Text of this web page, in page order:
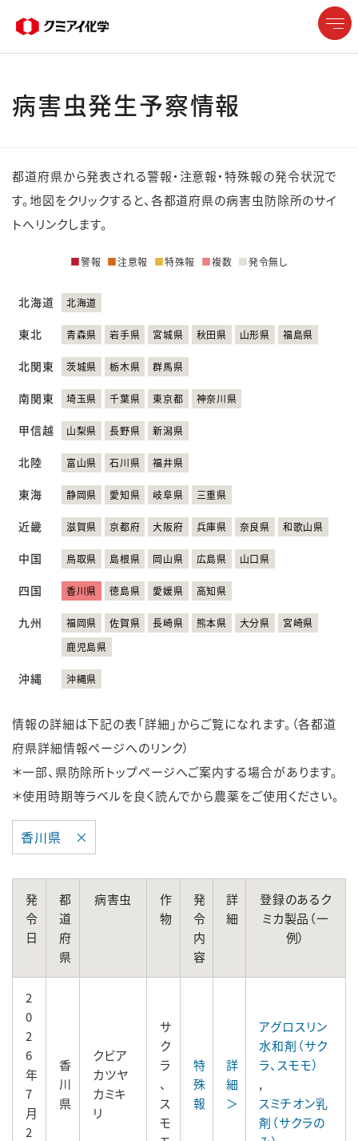
企業情報
研究開発
株主・投資家情報
採用情報
病害虫発生予察情報
都道府県から発表される警報・注意報・特殊報の発令状況で
す。地図をクリックすると、各都道府県の病害虫防除所のサイ
トへリンクします。
■警報 ■注意報 ■特殊報 ■複数 ■発令無し
北海道 北海道
東北 青森県 岩手県 宮城県 秋田県 山形県 福島県
北関東 茨城県 栃木県 群馬県
南関東 埼玉県 千葉県 東京都 神奈川県
甲信越 山梨県 長野県 新潟県
北陸 富山県 石川県 福井県
東海 静岡県 愛知県 岐阜県 三重県
近畿 滋賀県 京都府 大阪府 兵庫県 奈良県 和歌山県
中国 鳥取県 島根県 岡山県 広島県 山口県
四国 香川県 徳島県 愛媛県 高知県
九州 福岡県 佐賀県 長崎県 熊本県 大分県
宮崎県
鹿児島県
沖縄 沖縄県
情報の詳細は下記の表「詳細」からご覧になれます。（各都道
府県詳細情報ページへのリンク）
＊一部、県防除所トップページへご案内する場合があります。
＊使用時期等ラベルを良く読んでから農薬をご使用ください。
香川県 ×
発
令
日
都
道
府
県
病害虫
作
物
発
令
内
容
詳
細
登録のあるク
ミカ製品（一
例）
2
0
2
6
年
7
月
2
香
川
県
クビア
カツヤ
カミキ
リ
サ
ク
ラ
、
ス
モ
特
殊
報
詳
細
＞
アグロスリン
水和剤（サク
ラ、スモモ）
,
スミチオン乳
剤（サクラの